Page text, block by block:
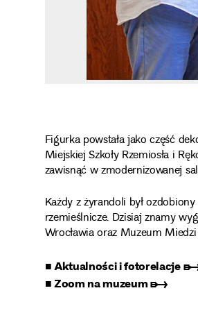
Figurka powstała jako część
Miejskiej Szkoły Rzemiosła i
zawisnąć w zmodernizowanej
Każdy z żyrandoli był
rzemieślnicze. Dzisiaj znamy
Wrocławia oraz Muzeum
■ Aktualności i fotorelacje
■ Zoom na muzeum ➸